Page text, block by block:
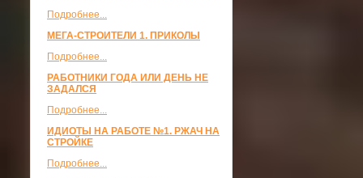
Подробнее...
МЕГА-СТРОИТЕЛИ 1. ПРИКОЛЫ
Подробнее...
РАБОТНИКИ ГОДА ИЛИ ДЕНЬ НЕ
ЗАДАЛСЯ
Подробнее...
ИДИОТЫ НА РАБОТЕ №1. РЖАЧ НА
СТРОЙКЕ
Подробнее...